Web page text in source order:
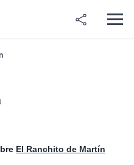
El Ranchito de Martín